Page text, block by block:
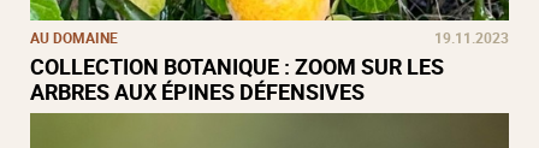
AU DOMAINE 19.11.2023
COLLECTION BOTANIQUE : ZOOM SUR LES
ARBRES AUX ÉPINES DÉFENSIVES